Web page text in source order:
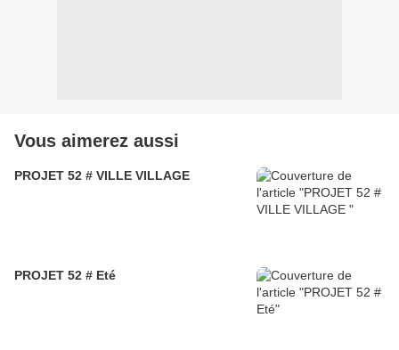
Vous aimerez aussi
PROJET 52 # VILLE VILLAGE
PROJET 52 # Eté